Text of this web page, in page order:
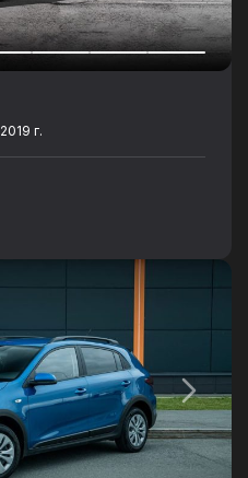
2019 г.